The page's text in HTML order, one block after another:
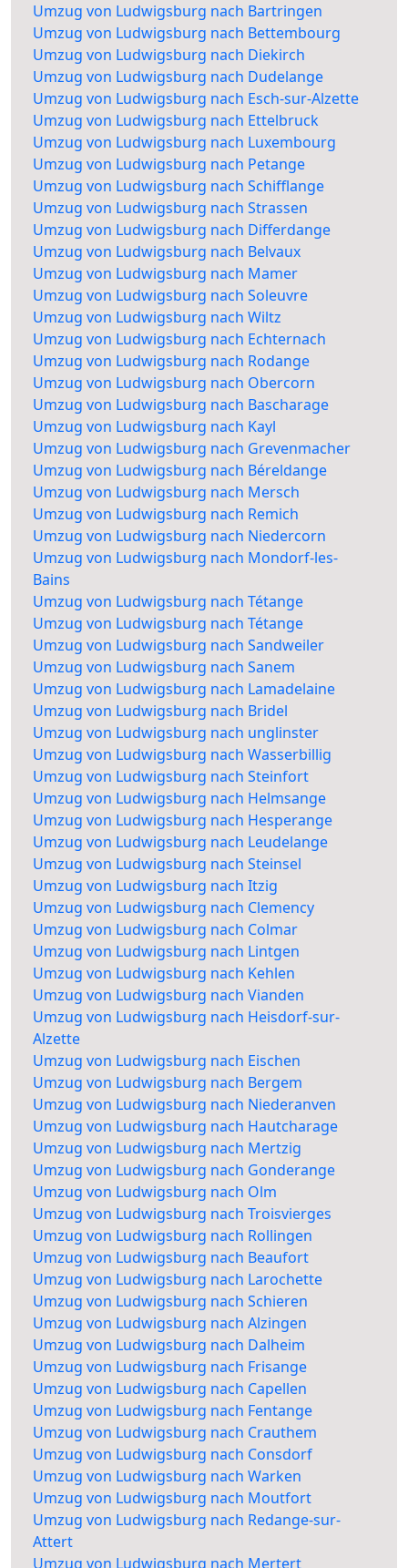
Umzug von Ludwigsburg nach Bartringen
Umzug von Ludwigsburg nach Bettembourg
Umzug von Ludwigsburg nach Diekirch
Umzug von Ludwigsburg nach Dudelange
Umzug von Ludwigsburg nach Esch-sur-Alzette
Umzug von Ludwigsburg nach Ettelbruck
Umzug von Ludwigsburg nach Luxembourg
Umzug von Ludwigsburg nach Petange
Umzug von Ludwigsburg nach Schifflange
Umzug von Ludwigsburg nach Strassen
Umzug von Ludwigsburg nach Differdange
Umzug von Ludwigsburg nach Belvaux
Umzug von Ludwigsburg nach Mamer
Umzug von Ludwigsburg nach Soleuvre
Umzug von Ludwigsburg nach Wiltz
Umzug von Ludwigsburg nach Echternach
Umzug von Ludwigsburg nach Rodange
Umzug von Ludwigsburg nach Obercorn
Umzug von Ludwigsburg nach Bascharage
Umzug von Ludwigsburg nach Kayl
Umzug von Ludwigsburg nach Grevenmacher
Umzug von Ludwigsburg nach Béreldange
Umzug von Ludwigsburg nach Mersch
Umzug von Ludwigsburg nach Remich
Umzug von Ludwigsburg nach Niedercorn
Umzug von Ludwigsburg nach Mondorf-les-
Bains
Umzug von Ludwigsburg nach Tétange
Umzug von Ludwigsburg nach Tétange
Umzug von Ludwigsburg nach Sandweiler
Umzug von Ludwigsburg nach Sanem
Umzug von Ludwigsburg nach Lamadelaine
Umzug von Ludwigsburg nach Bridel
Umzug von Ludwigsburg nach unglinster
Umzug von Ludwigsburg nach Wasserbillig
Umzug von Ludwigsburg nach Steinfort
Umzug von Ludwigsburg nach Helmsange
Umzug von Ludwigsburg nach Hesperange
Umzug von Ludwigsburg nach Leudelange
Umzug von Ludwigsburg nach Steinsel
Umzug von Ludwigsburg nach Itzig
Umzug von Ludwigsburg nach Clemency
Umzug von Ludwigsburg nach Colmar
Umzug von Ludwigsburg nach Lintgen
Umzug von Ludwigsburg nach Kehlen
Umzug von Ludwigsburg nach Vianden
Umzug von Ludwigsburg nach Heisdorf-sur-
Alzette
Umzug von Ludwigsburg nach Eischen
Umzug von Ludwigsburg nach Bergem
Umzug von Ludwigsburg nach Niederanven
Umzug von Ludwigsburg nach Hautcharage
Umzug von Ludwigsburg nach Mertzig
Umzug von Ludwigsburg nach Gonderange
Umzug von Ludwigsburg nach Olm
Umzug von Ludwigsburg nach Troisvierges
Umzug von Ludwigsburg nach Rollingen
Umzug von Ludwigsburg nach Beaufort
Umzug von Ludwigsburg nach Larochette
Umzug von Ludwigsburg nach Schieren
Umzug von Ludwigsburg nach Alzingen
Umzug von Ludwigsburg nach Dalheim
Umzug von Ludwigsburg nach Frisange
Umzug von Ludwigsburg nach Capellen
Umzug von Ludwigsburg nach Fentange
Umzug von Ludwigsburg nach Crauthem
Umzug von Ludwigsburg nach Consdorf
Umzug von Ludwigsburg nach Warken
Umzug von Ludwigsburg nach Moutfort
Umzug von Ludwigsburg nach Redange-sur-
Attert
Umzug von Ludwigsburg nach Mertert